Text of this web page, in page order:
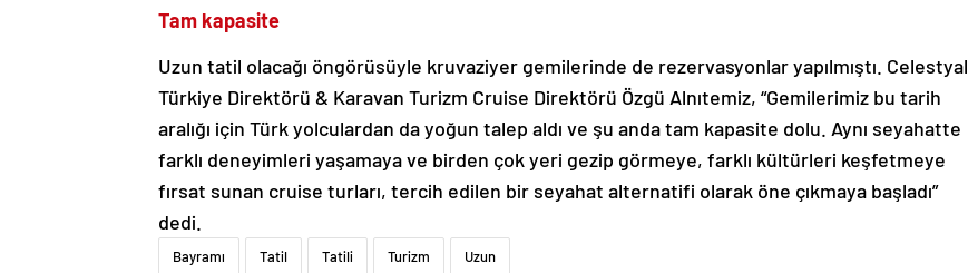
Tam kapasite
Uzun tatil olacağı öngörüsüyle kruvaziyer gemilerinde de rezervasyonlar yapılmıştı. Celestyal
Türkiye Direktörü & Karavan Turizm Cruise Direktörü Özgü Alnıtemiz, “Gemilerimiz bu tarih
aralığı için Türk yolculardan da yoğun talep aldı ve şu anda tam kapasite dolu. Aynı seyahatte
farklı deneyimleri yaşamaya ve birden çok yeri gezip görmeye, farklı kültürleri keşfetmeye
fırsat sunan cruise turları, tercih edilen bir seyahat alternatifi olarak öne çıkmaya başladı”
dedi.
Bayramı Tatil Tatili Turizm Uzun